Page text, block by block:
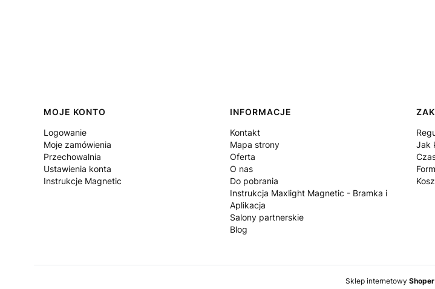
Linki w stopce
MOJE KONTO
Logowanie
Moje zamówienia
Przechowalnia
Ustawienia konta
Instrukcje Magnetic
INFORMACJE
Kontakt
Mapa strony
Oferta
O nas
Do pobrania
Instrukcja Maxlight Magnetic - Bramka i
Aplikacja
Salony partnerskie
Blog
Jak
Sklep internetowy